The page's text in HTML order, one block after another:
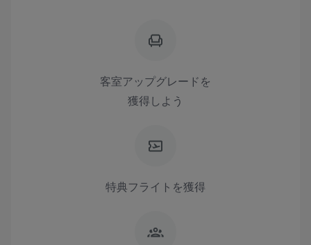
客室アップグレードを
獲得しよう
特典フライトを獲得